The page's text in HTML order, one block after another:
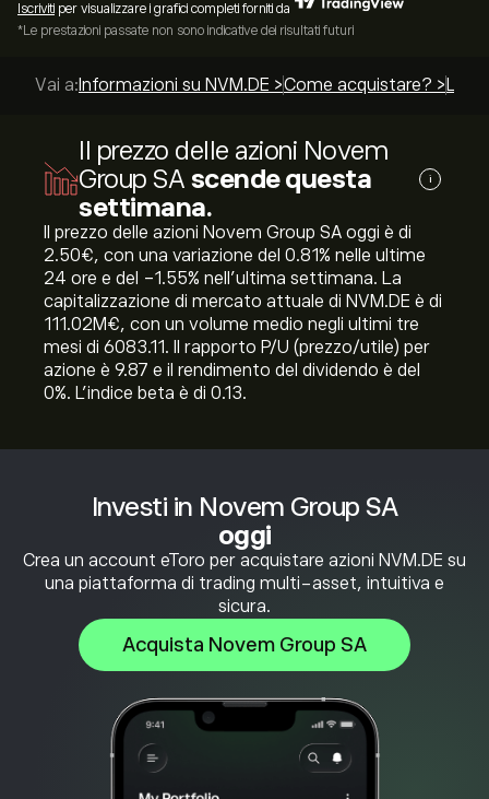
Investi in Novem Group SA
oggi
Crea un account eToro per acquistare azioni NVM.DE su
una piattaforma di trading multi-asset, intuitiva e
sicura.
Acquista Novem Group SA
Iscriviti per visualizzare i grafici completi forniti da
*Le prestazioni passate non sono indicative dei risultati futuri
Vai a: Informazioni su NVM.DE >Come acquistare? > Le
Il prezzo delle azioni Novem
Group SA scende questa
settimana.
i
Il prezzo delle azioni Novem Group SA oggi è di
2.50‎€‎, con una variazione del ‎0.81‎% nelle ultime
24 ore e del ‎-1.55‎% nell'ultima settimana. La
capitalizzazione di mercato attuale di NVM.DE è di
111.02M‎€‎, con un volume medio negli ultimi tre
mesi di 6083.11. Il rapporto P/U (prezzo/utile) per
azione è 9.87 e il rendimento del dividendo è del
0%. L'indice beta è di 0.13.